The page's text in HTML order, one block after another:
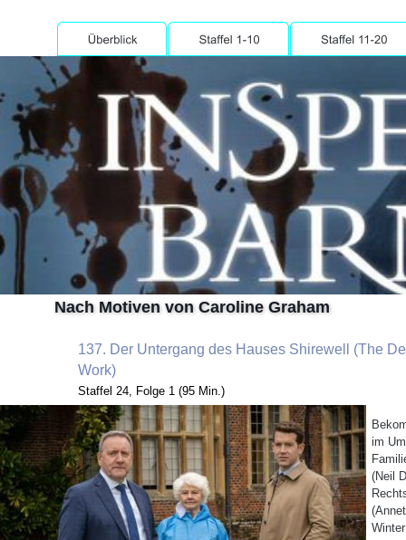
Nach Motiven von Caroline Graham
137. Der Untergang des Hauses Shirewell (The
Work)
Staffel 24, Folge 1 (95 Min.)
im
(Neil